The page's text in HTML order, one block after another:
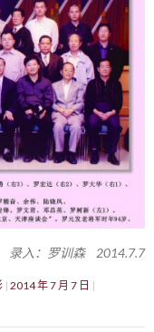
录入：罗训森 2014.7.7
2014 年 7 月 7 日